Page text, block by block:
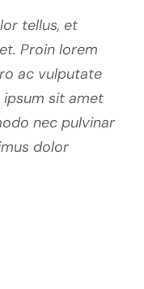
tellus, et
Proin lorem
ac vulputate
sit amet
nec pulvinar
dolor